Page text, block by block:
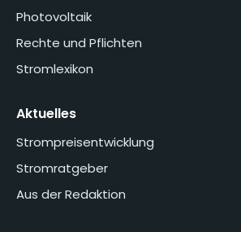
Photovoltaik
Rechte und Pflichten
Stromlexikon
Aktuelles
Strompreisentwicklung
Stromratgeber
Aus der Redaktion